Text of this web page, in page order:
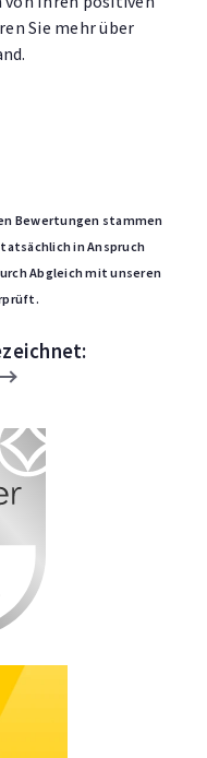
Sie mehr über
Bewertungen stammen
in Anspruch
Abgleich mit unseren